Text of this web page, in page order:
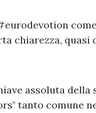
chiarezza, quasi
assoluta della
tanto comune